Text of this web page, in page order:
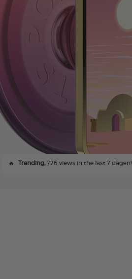
🔥 Trending,726 views in the last 7 dagen!